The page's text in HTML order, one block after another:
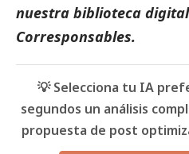
nuestra biblioteca
Corresponsables.
💡 Selecciona tu IA
segundos un análisis
propuesta de post